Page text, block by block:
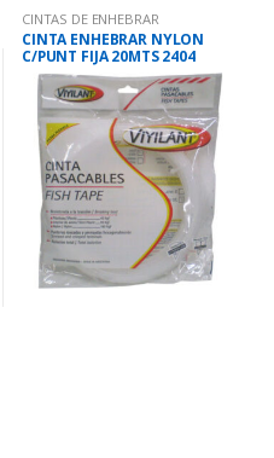
CINTAS DE ENHEBRAR
CINTA ENHEBRAR NYLON
C/PUNT FIJA 20MTS 2404